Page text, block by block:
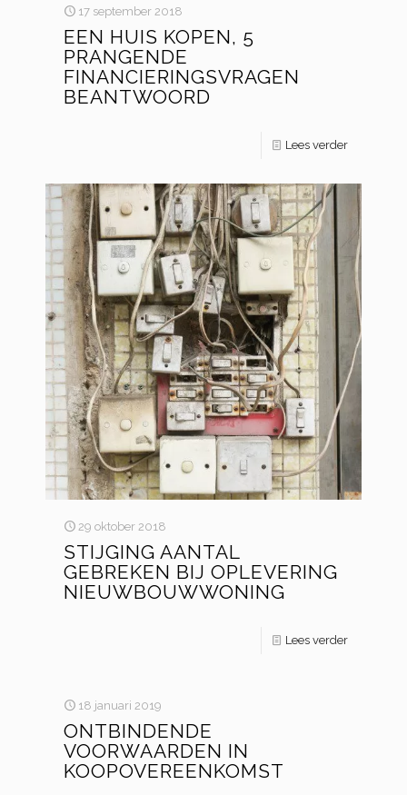
17 september 2018
EEN HUIS KOPEN, 5
PRANGENDE
FINANCIERINGSVRAGEN
BEANTWOORD
Lees verder
29 oktober 2018
STIJGING AANTAL
GEBREKEN BIJ OPLEVERING
NIEUWBOUWWONING
Lees verder
18 januari 2019
ONTBINDENDE
VOORWAARDEN IN
KOOPOVEREENKOMST